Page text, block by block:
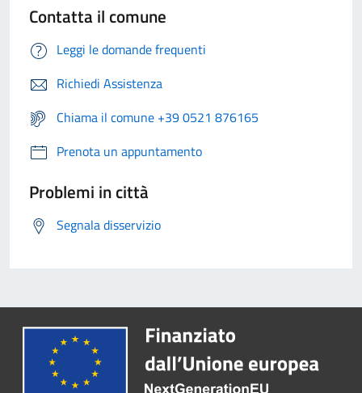
Contatta il comune
Leggi le domande frequenti
Richiedi Assistenza
Chiama il comune +39 0521 876165
Prenota un appuntamento
Problemi in città
Segnala disservizio